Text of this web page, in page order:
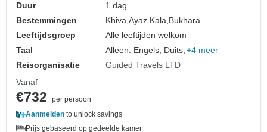
Duur
1 dag
Bestemmingen
Khiva,Ayaz Kala, Bukhara
Leeftijdsgroep
Alle leeftijden welkom
Taal
Alleen: Engels, Duits, +4 meer
Reisorganisatie
Guided Travels LTD
Vanaf
€732
per persoon
Aanmelden to unlock savings
Prijs gebaseerd op gedeelde kamer